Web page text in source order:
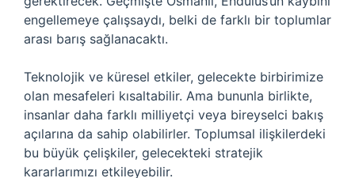
engellemeye çalışsaydı, belki de farklı bir toplumlar
arası barış sağlanacaktı.
Teknolojik ve küresel etkiler, gelecekte birbirimize
olan mesafeleri kısaltabilir. Ama bununla birlikte,
insanlar daha farklı milliyetçi veya bireyselci bakış
açılarına da sahip olabilirler. Toplumsal ilişkilerdeki
bu büyük çelişkiler, gelecekteki stratejik
kararlarımızı etkileyebilir.